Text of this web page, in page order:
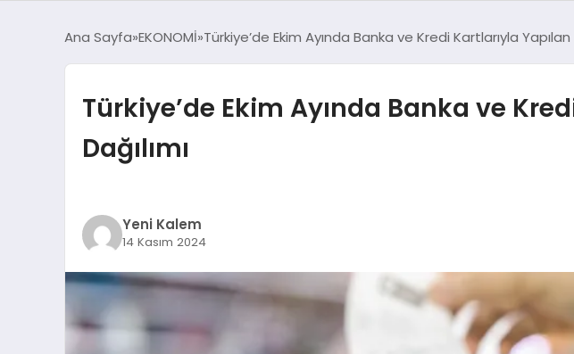
Ana Sayfa EKONOMİ Türkiye’de Ekim Ayında Banka ve Kredi Kartlarıyla
Türkiye’de Ekim Ayında Banka ve
Dağılımı
Yeni Kalem
14 Kasım 2024